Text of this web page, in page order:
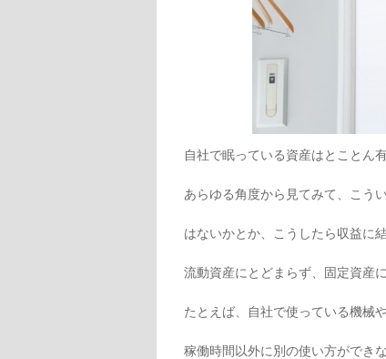
自社で眠っている資産はとことん
あらゆる角度から見てみて、こう
はないかとか、こうしたら収益に
流動資産にとどまらず、固定資産
たとえば、自社で使っている機械や
稼働時間以外に別の使い方ができな